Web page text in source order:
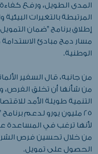
المدى الطويل، ورفع
المرتبطة بالتغيرات
إطلاق برنامج "ضمان
مسار دمج مبادئ
الوطنية.
من جانبه، قال السفير
من شأنها أن تخلق
التنمية طويلة الأمد
25 مليون يورو لدعم
لأنها ترغب في المساعدة
من خلال تحسين فرص
الحصول على تمويل.